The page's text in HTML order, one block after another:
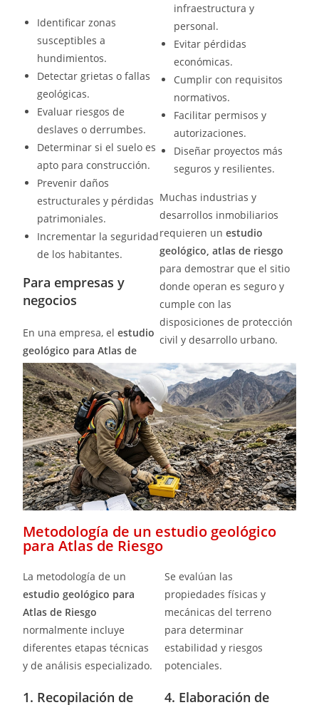
Identificar zonas
susceptibles a
hundimientos.
Detectar grietas o fallas
geológicas.
Evaluar riesgos de
deslaves o derrumbes.
Determinar si el suelo es
apto para construcción.
Prevenir daños
estructurales y pérdidas
patrimoniales.
Incrementar la seguridad
de los habitantes.
Para empresas y
negocios
En una empresa, elestudio
geológico para Atlas de
infraestructura y
personal.
Evitar pérdidas
económicas.
Cumplir con requisitos
normativos.
Facilitar permisos y
autorizaciones.
Diseñar proyectos más
seguros y resilientes.
Muchas industrias y
desarrollos inmobiliarios
requieren un estudio
geológico, atlas de riesgo
para demostrar que el sitio
donde operan es seguro y
cumple con las
disposiciones de protección
civil y desarrollo urbano.
Metodología de un estudio geológico
para Atlas de Riesgo
La metodología de un
estudio geológico para
Atlas de Riesgo
normalmente incluye
diferentes etapas técnicas
y de análisis especializado.
1. Recopilación de
Se evalúan las
propiedades físicas y
mecánicas del terreno
para determinar
estabilidad y riesgos
potenciales.
4. Elaboración de